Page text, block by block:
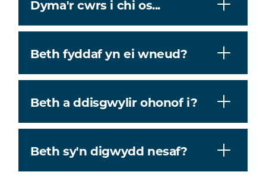
Dyma'r cwrs i chi os...
Beth fyddaf yn ei wneud?
Beth a ddisgwylir ohonof i?
Beth sy'n digwydd nesaf?